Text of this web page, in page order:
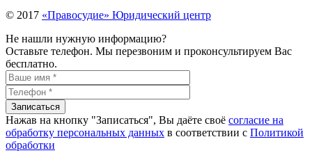
© 2017 «Правосудие» Юридический центр
Не нашли нужную информацию?
Оставьте телефон. Мы перезвоним и проконсультируем Вас
бесплатно.
Нажав на кнопку "Записаться", Вы даёте своё согласие на
обработку персональных данных в соответствии с Политикой
обработки